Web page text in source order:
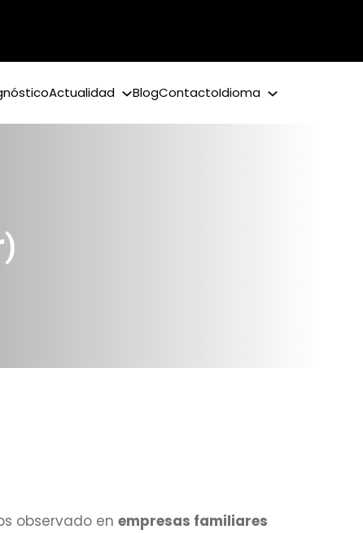
Actualidad BlogContactoIdioma
observado en empresas familiares